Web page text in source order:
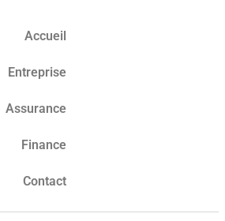
Accueil
Entreprise
Assurance
Finance
Contact